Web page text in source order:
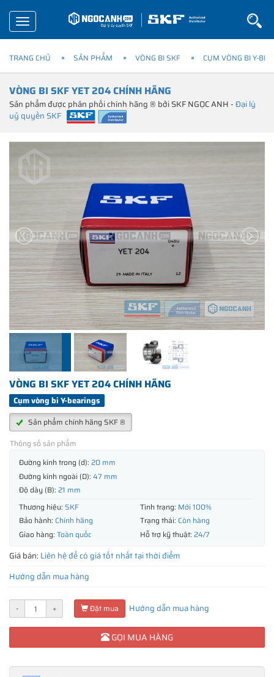
Toggle
navigation
TRANG CHỦ SẢN PHẨM VÒNG BI SKF CỤM VÒNG BI Y-
VÒNG BI SKF YET 204 CHÍNH HÃNG
Sản phẩm được phân phối chính hãng ® bởi SKF NGỌC ANH -Đại lý
uỷ quyền SKF
VÒNG BI SKF YET 204 CHÍNH HÃNG
Cụm vòng bi Y-bearings
Sản phẩm chính hãng SKF ®
Thông số sản phẩm
Đường kính trong (d): 20 mm
Đường kính ngoài (D): 47 mm
Độ dày (B): 21 mm
Thương hiệu: SKF Tình trạng: Mới 100%
Bảo hành: Chính hãng Trạng thái: Còn hàng
Giao hàng: Toàn quốc Hỗ trợ kỹ thuật: 24/7
Giá bán: Liên hệ để có giá tốt nhất tại thời điểm
Hướng dẫn mua hàng
- + Đặt mua Hướng dẫn mua hàng
GỌI MUA HÀNG